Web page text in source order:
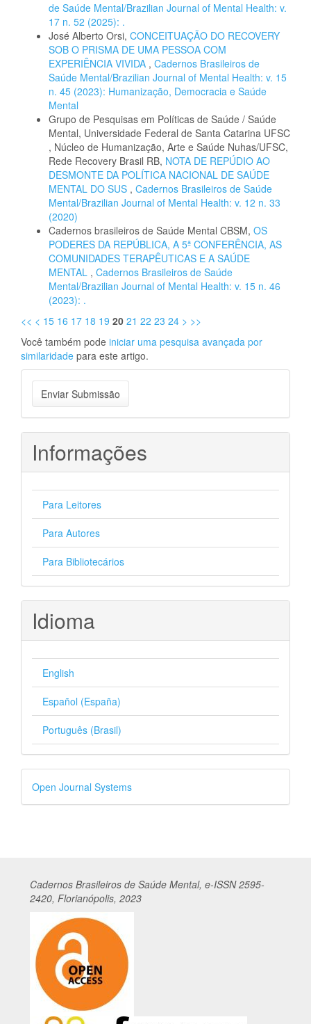
de Saúde Mental/Brazilian Journal of Mental Health: v.
17 n. 52 (2025): .
José Alberto Orsi, CONCEITUAÇÃO DO RECOVERY
SOB O PRISMA DE UMA PESSOA COM
EXPERIÊNCIA VIVIDA , Cadernos Brasileiros de
Saúde Mental/Brazilian Journal of Mental Health: v. 15
n. 45 (2023): Humanização, Democracia e Saúde
Mental
Grupo de Pesquisas em Políticas de Saúde / Saúde
Mental, Universidade Federal de Santa Catarina UFSC
, Núcleo de Humanização, Arte e Saúde Nuhas/UFSC,
Rede Recovery Brasil RB, NOTA DE REPÚDIO AO
DESMONTE DA POLÍTICA NACIONAL DE SAÚDE
MENTAL DO SUS , Cadernos Brasileiros de Saúde
Mental/Brazilian Journal of Mental Health: v. 12 n. 33
(2020)
Cadernos brasileiros de Saúde Mental CBSM, OS
PODERES DA REPÚBLICA, A 5ª CONFERÊNCIA, AS
COMUNIDADES TERAPÊUTICAS E A SAÚDE
MENTAL , Cadernos Brasileiros de Saúde
Mental/Brazilian Journal of Mental Health: v. 15 n. 46
(2023): .
<< < 15 16 17 18 19 20 21 22 23 24 > >>
Você também pode iniciar uma pesquisa avançada por
similaridade para este artigo.
Enviar
Submissão
Enviar Submissão
Informações
Para Leitores
Para Autores
Para Bibliotecários
Idioma
English
Español (España)
Português (Brasil)
Desenvolvido
por
Open Journal Systems
Cadernos Brasileiros de Saúde Mental, e-ISSN 2595-
2420, Florianópolis, 2023